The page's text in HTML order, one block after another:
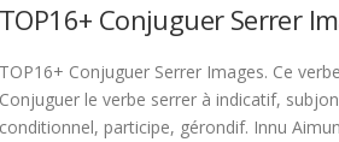
TOP16+ Conjuguer Serrer
TOP16+ Conjuguer Serrer Images. Ce
Conjuguer le verbe serrer à indicatif,
conditionnel, participe, gérondif. Innu